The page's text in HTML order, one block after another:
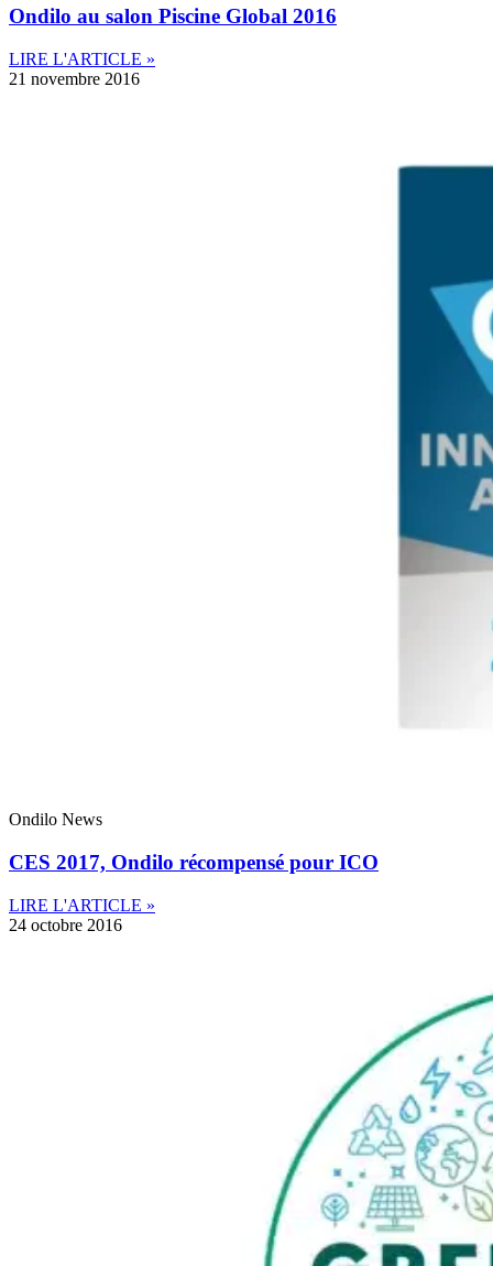
Ondilo au salon Piscine Global 2016
LIRE L'ARTICLE »
21 novembre 2016
Ondilo News
CES 2017, Ondilo récompensé pour ICO
LIRE L'ARTICLE »
24 octobre 2016